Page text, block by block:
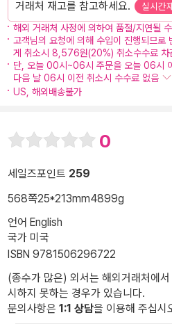
거래처 재고를 참고하세요.
실시간
해외 거래처 사정에 의하여 품절/지연될
고객님의 요청에 의해 수입이 진행되므로
게 취소시 8,576원(20%) 취소수수료 차
단, 오늘 00시~06시 주문을 오늘 06시
다음 날 06시 이전 취소시 수수료 없음
US, 해외배송불가
0
세일즈포인트 259
568쪽25*213mm4899g
언어 English
국가 미국
ISBN 9781506296722
(종수가 많은) 외서는 해외거래처에
시하지 못하는 경우가 있습니다.
문의사항은 1:1 상담을 이용해 주십시